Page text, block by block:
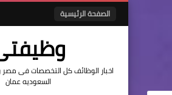
الصفحة الرئيسية
اخبار الوظائف كل التخصصات فى مصر
السعوديه عمان